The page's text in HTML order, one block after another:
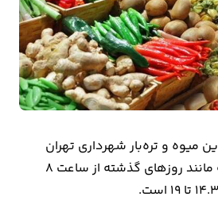
میوه و تره‌بار شهرداری تهران
ساعات کاری میادین به مانند روزهای گذشته از ساعت ۸